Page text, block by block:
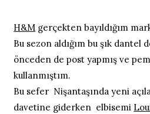
H&M gerçekten bayıldığım
Bu sezon aldığım bu şık dantel
önceden de post yapmış ve
kullanmıştım.
Bu sefer Nişantaşında yeni
davetine giderken elbisemi